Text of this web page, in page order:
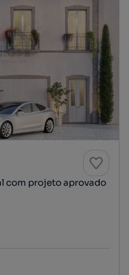
com projeto aprovado